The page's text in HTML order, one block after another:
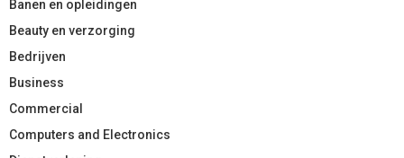
Banen en opleidingen
Beauty en verzorging
Bedrijven
Business
Commercial
Computers and Electronics